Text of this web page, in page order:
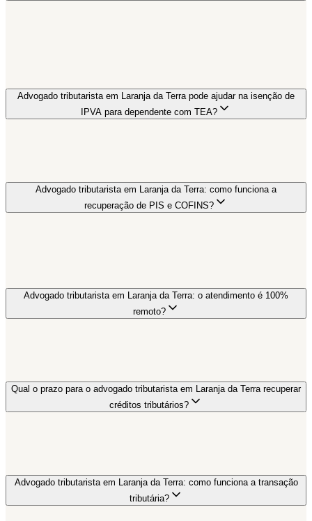
Advogado tributarista em Laranja da Terra pode ajudar na isenção de
IPVA para dependente com TEA?
Advogado tributarista em Laranja da Terra: como funciona a
recuperação de PIS e COFINS?
Advogado tributarista em Laranja da Terra: o atendimento é 100%
remoto?
Qual o prazo para o advogado tributarista em Laranja da Terra recuperar
créditos tributários?
Advogado tributarista em Laranja da Terra: como funciona a transação
tributária?